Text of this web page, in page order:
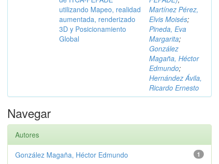
utilizando Mapeo, realidad
aumentada, renderizado
3D y Posicionamiento
Global
Martínez Pérez,
Elvis Moisés;
Pineda, Eva
Margarita;
González
Magaña, Héctor
Edmundo;
Hernández Ávila,
Ricardo Ernesto
Navegar
Autores
1
González Magaña, Héctor Edmundo